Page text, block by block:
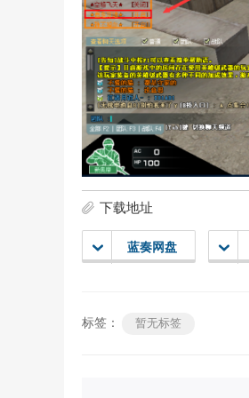
下载地址
蓝奏网盘
标签： 暂无标签